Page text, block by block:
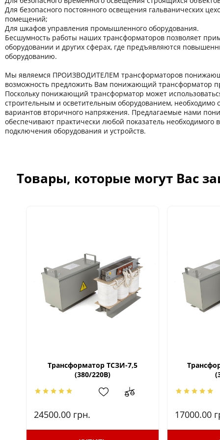
Для безопасного постоянного освещения гальванических
помещений;
Для шкафов управления промышленного оборудования.
Бесшумность работы наших трансформаторов позволяет
оборудовании и других сферaх, где предъявляются
оборудованию.
Мы являемся ПРОИЗВОДИТЕЛЕМ трансформаторов
возможность предложить Вам понижающий трансформатор
Поскольку понижающий трансформатор может
строительным и осветительным оборудованием, необходимо
вариантов вторичного напряжения. Предлагаемые нами
обеспечивают практически любой показатель необходимого
подключения оборудования и устройств.
Товары, которые могут Вас
Трансформатор ТСЗИ-7,5
(380/220В)
24500.00 грн. 17000.00